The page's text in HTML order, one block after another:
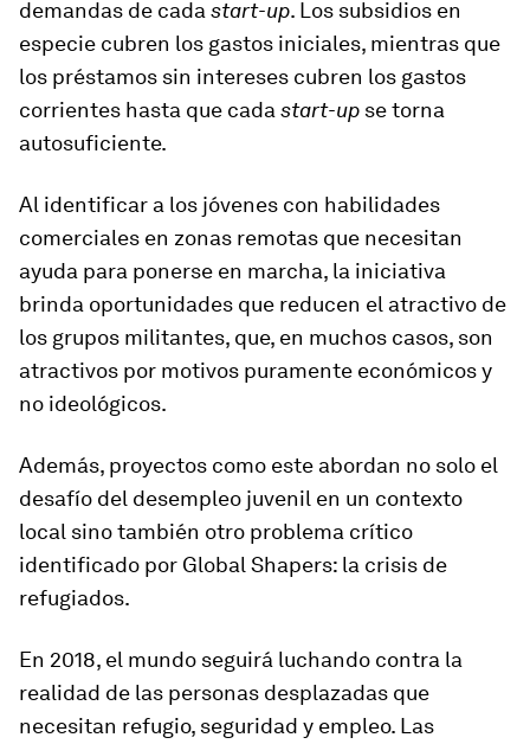
demandas de cada start-up. Los subsidios en
especie cubren los gastos iniciales, mientras que
los préstamos sin intereses cubren los gastos
corrientes hasta que cada start-up se torna
autosuficiente.
Al identificar a los jóvenes con habilidades
comerciales en zonas remotas que necesitan
ayuda para ponerse en marcha, la iniciativa
brinda oportunidades que reducen el atractivo de
los grupos militantes, que, en muchos casos, son
atractivos por motivos puramente económicos y
no ideológicos.
Además, proyectos como este abordan no solo el
desafío del desempleo juvenil en un contexto
local sino también otro problema crítico
identificado por Global Shapers: la crisis de
refugiados.
En 2018, el mundo seguirá luchando contra la
realidad de las personas desplazadas que
necesitan refugio, seguridad y empleo. Las